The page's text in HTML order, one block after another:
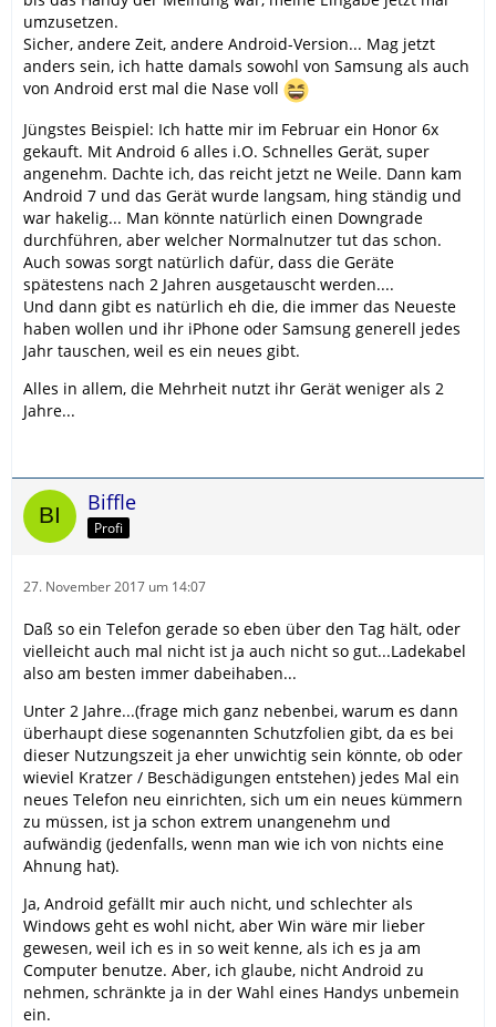
umzusetzen.
Sicher, andere Zeit, andere Android-Version... Mag jetzt
anders sein, ich hatte damals sowohl von Samsung als auch
von Android erst mal die Nase voll
Jüngstes Beispiel: Ich hatte mir im Februar ein Honor 6x
gekauft. Mit Android 6 alles i.O. Schnelles Gerät, super
angenehm. Dachte ich, das reicht jetzt ne Weile. Dann kam
Android 7 und das Gerät wurde langsam, hing ständig und
war hakelig... Man könnte natürlich einen Downgrade
durchführen, aber welcher Normalnutzer tut das schon.
Auch sowas sorgt natürlich dafür, dass die Geräte
spätestens nach 2 Jahren ausgetauscht werden....
Und dann gibt es natürlich eh die, die immer das Neueste
haben wollen und ihr iPhone oder Samsung generell jedes
Jahr tauschen, weil es ein neues gibt.
Alles in allem, die Mehrheit nutzt ihr Gerät weniger als 2
Jahre...
Biffle
Profi
27. November 2017 um 14:07
Daß so ein Telefon gerade so eben über den Tag hält, oder
vielleicht auch mal nicht ist ja auch nicht so gut...Ladekabel
also am besten immer dabeihaben...
Unter 2 Jahre...(frage mich ganz nebenbei, warum es dann
überhaupt diese sogenannten Schutzfolien gibt, da es bei
dieser Nutzungszeit ja eher unwichtig sein könnte, ob oder
wieviel Kratzer / Beschädigungen entstehen) jedes Mal ein
neues Telefon neu einrichten, sich um ein neues kümmern
zu müssen, ist ja schon extrem unangenehm und
aufwändig (jedenfalls, wenn man wie ich von nichts eine
Ahnung hat).
Ja, Android gefällt mir auch nicht, und schlechter als
Windows geht es wohl nicht, aber Win wäre mir lieber
gewesen, weil ich es in so weit kenne, als ich es ja am
Computer benutze. Aber, ich glaube, nicht Android zu
nehmen, schränkte ja in der Wahl eines Handys unbemein
ein.